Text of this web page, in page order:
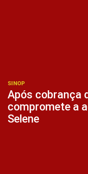
SINOP
Após cobrança
compromete a
Selene